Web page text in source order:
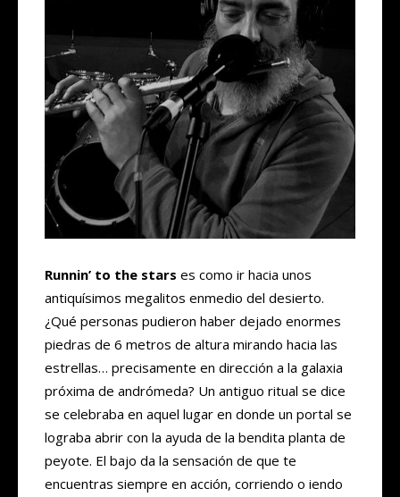
Runnin’ to the stars es como ir hacia unos
antiquísimos megalitos enmedio del desierto.
¿Qué personas pudieron haber dejado enormes
piedras de 6 metros de altura mirando hacia las
estrellas… precisamente en dirección a la galaxia
próxima de andrómeda? Un antiguo ritual se dice
se celebraba en aquel lugar en donde un portal se
lograba abrir con la ayuda de la bendita planta de
peyote. El bajo da la sensación de que te
encuentras siempre en acción, corriendo o iendo